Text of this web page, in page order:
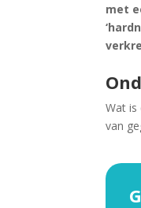
met
Wat is
van